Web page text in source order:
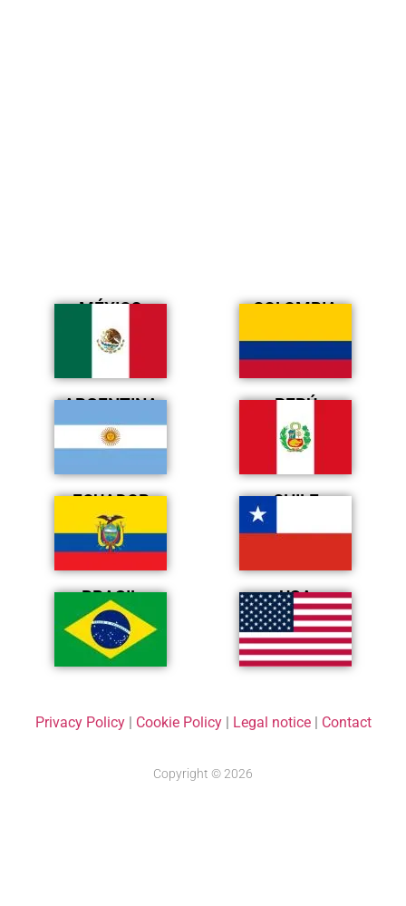
MÉXICO COLOMBIA
ARGENTINA PERÚ
ECUADOR CHILE
BRASIL USA
Privacy Policy| Cookie Policy| Legal notice| Contact
Copyright © 2026